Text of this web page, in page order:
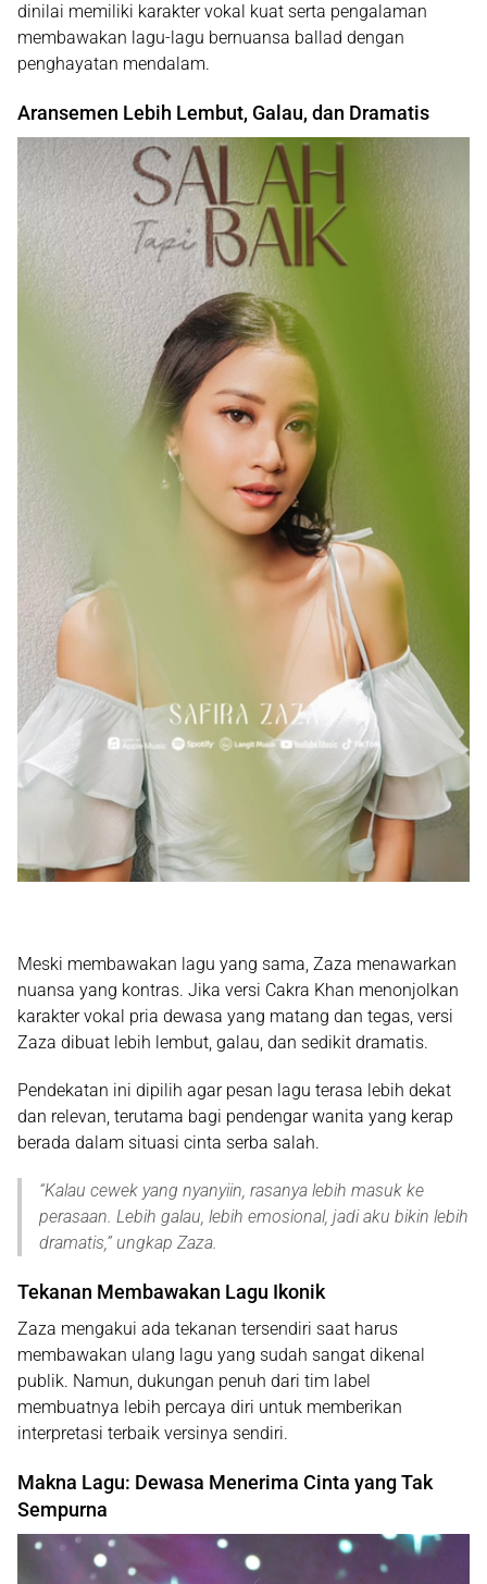
dinilai memiliki karakter vokal kuat serta pengalaman
membawakan lagu-lagu bernuansa ballad dengan
penghayatan mendalam.
Aransemen Lebih Lembut, Galau, dan Dramatis
Meski membawakan lagu yang sama, Zaza menawarkan
nuansa yang kontras. Jika versi Cakra Khan menonjolkan
karakter vokal pria dewasa yang matang dan tegas, versi
Zaza dibuat lebih lembut, galau, dan sedikit dramatis.
Pendekatan ini dipilih agar pesan lagu terasa lebih dekat
dan relevan, terutama bagi pendengar wanita yang kerap
berada dalam situasi cinta serba salah.
“Kalau cewek yang nyanyiin, rasanya lebih masuk ke
perasaan. Lebih galau, lebih emosional, jadi aku bikin lebih
dramatis,” ungkap Zaza.
Tekanan Membawakan Lagu Ikonik
Zaza mengakui ada tekanan tersendiri saat harus
membawakan ulang lagu yang sudah sangat dikenal
publik. Namun, dukungan penuh dari tim label
membuatnya lebih percaya diri untuk memberikan
interpretasi terbaik versinya sendiri.
Makna Lagu: Dewasa Menerima Cinta yang Tak
Sempurna